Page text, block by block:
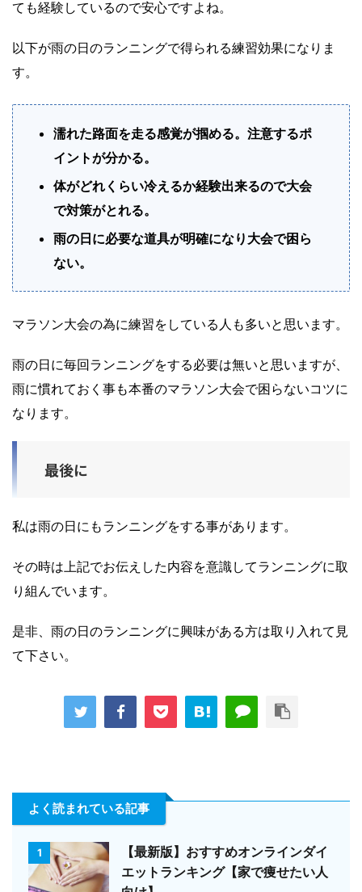
ても経験しているので安心ですよね。
以下が雨の日のランニングで得られる練習効果になりま
す。
濡れた路面を走る感覚が掴める。 注意するポ
イントが分かる。
体がどれくらい冷えるか経験出来るので大会
で対策がとれる。
雨の日に必要な道具が明確になり大会で困ら
ない。
マラソン大会の為に練習をしている人も多いと思います。
雨の日に毎回ランニングをする必要は無いと思いますが、
雨に慣れておく事も本番のマラソン大会で困らないコツに
なります。
最後に
私は雨の日にもランニングをする事があります。
その時は上記でお伝えした内容を意識してランニングに取
り組んでいます。
是非、雨の日のランニングに興味がある方は取り入れて見
て下さい。
よく読まれている記事
1
【最新版】おすすめオンラインダイ
エットランキング【家で痩せたい人